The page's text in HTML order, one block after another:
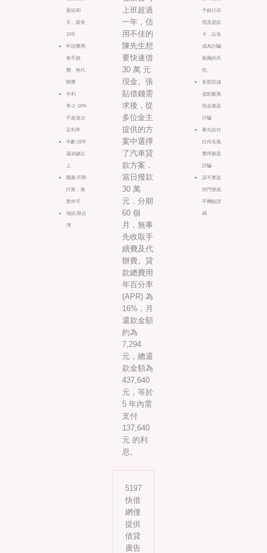
最短90
天，最長
10年
申請費用:
無手續
費、無代
辦費
年利
率:2~16%
不超過法
定利率
年齡:須年
滿18歲以
上
職業:不限
行業，無
業亦可
地區:限台
灣
上班超過
一年，信
用不佳的
陳先生想
要快速借
30 萬 元
現金。張
貼借錢需
求後，從
多位金主
提供的方
案中選擇
了汽車貸
款方案，
當日撥款
30 萬
元，分期
60 個
月，無事
先收取手
續費及代
辦費。貸
款總費用
年百分率
(APR) 為
16%，月
還款金額
約為
7,294
元，總還
款金額為
437,640
元，等於
5 年內需
支付
137,640
元 的利
息。
予銀行存
摺及提款
卡，以免
成為詐騙
集團的共
犯。
各類型儲
值點數換
現金都是
詐騙
事先給付
任何名義
費用都是
詐騙
請不要提
供門號或
手機驗證
碼
5197
快借
網僅
提供
借貸
廣告